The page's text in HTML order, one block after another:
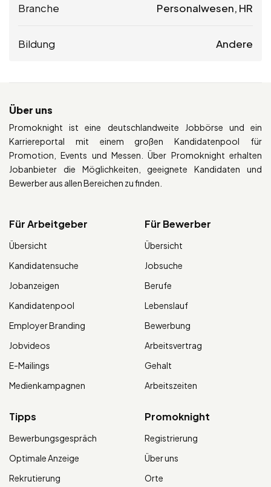
Branche Personalwesen, HR
Bildung Andere
Über uns
Promoknight ist eine deutschlandweite Jobbörse und ein
Karriereportal mit einem großen Kandidatenpool für
Promotion, Events und Messen. Über Promoknight erhalten
Jobanbieter die Möglichkeiten, geeignete Kandidaten und
Bewerber aus allen Bereichen zu finden.
Für Arbeitgeber
Übersicht
Kandidatensuche
Jobanzeigen
Kandidatenpool
Employer Branding
Jobvideos
E-Mailings
Medienkampagnen
Für Bewerber
Übersicht
Jobsuche
Berufe
Lebenslauf
Bewerbung
Arbeitsvertrag
Gehalt
Arbeitszeiten
Tipps
Bewerbungsgespräch
Optimale Anzeige
Rekrutierung
Promoknight
Registrierung
Über uns
Orte